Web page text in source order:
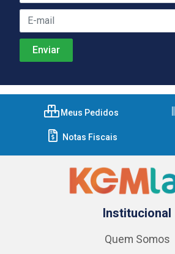
Meus Pedidos
Notas Fiscais
Institucional
Quem Somos